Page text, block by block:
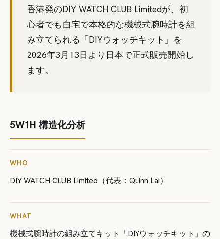
香港発のDIY WATCH CLUB Limitedが、初
心者でも自宅で本格的な機械式腕時計を組
み立てられる「DIYウォッチキット」を
2026年3月13日より日本で正式販売開始し
ます。
5W1H 構造化分析
WHO
DIY WATCH CLUB Limited（代表：Quinn Lai）
WHAT
機械式腕時計の組み立てキット「DIYウォッチキット」の